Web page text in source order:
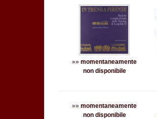
»»momentaneamente
non disponibile
»»momentaneamente
non disponibile